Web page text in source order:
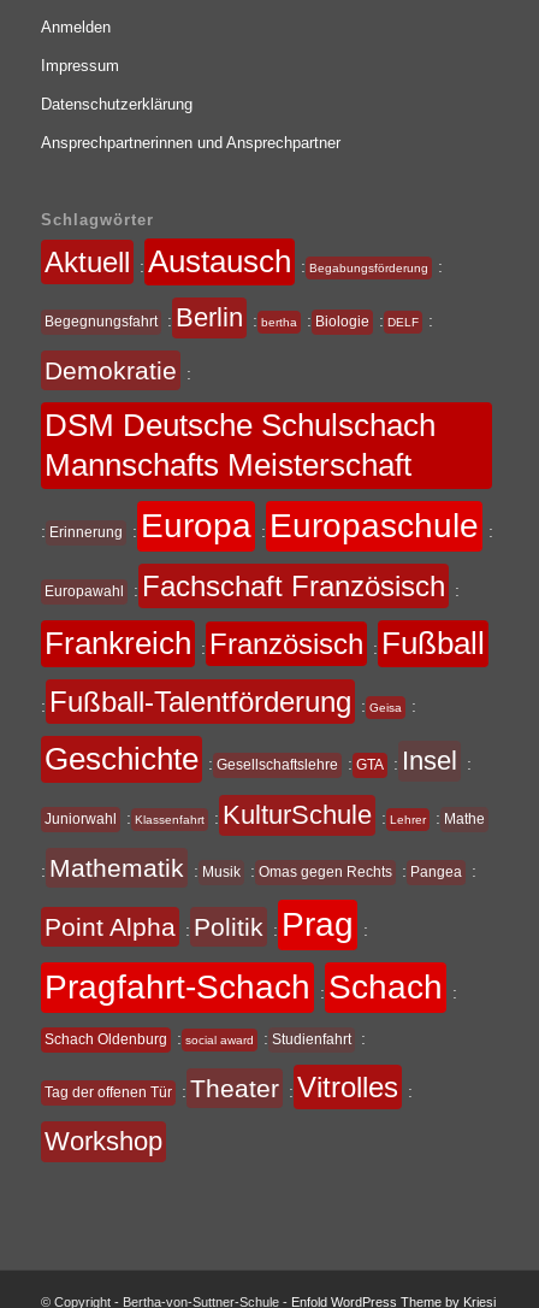
Anmelden
Impressum
Datenschutzerklärung
Ansprechpartnerinnen und Ansprechpartner
Schlagwörter
Aktuell : Austausch : Begabungsförderung :
Begegnungsfahrt : Berlin : bertha : Biologie : DELF :
Demokratie :
DSM Deutsche Schulschach
Mannschafts Meisterschaft
: Erinnerung : Europa : Europaschule :
Europawahl : Fachschaft Französisch :
Frankreich : Französisch : Fußball
: Fußball-Talentförderung : Geisa :
Geschichte : Gesellschaftslehre : GTA : Insel :
Juniorwahl : Klassenfahrt : KulturSchule : Lehrer : Mathe
: Mathematik : Musik : Omas gegen Rechts : Pangea :
Point Alpha : Politik : Prag :
Pragfahrt-Schach : Schach :
Schach Oldenburg : social award : Studienfahrt :
Tag der offenen Tür : Theater : Vitrolles :
Workshop
© Copyright - Bertha-von-Suttner-Schule - Enfold WordPress Theme by Kriesi